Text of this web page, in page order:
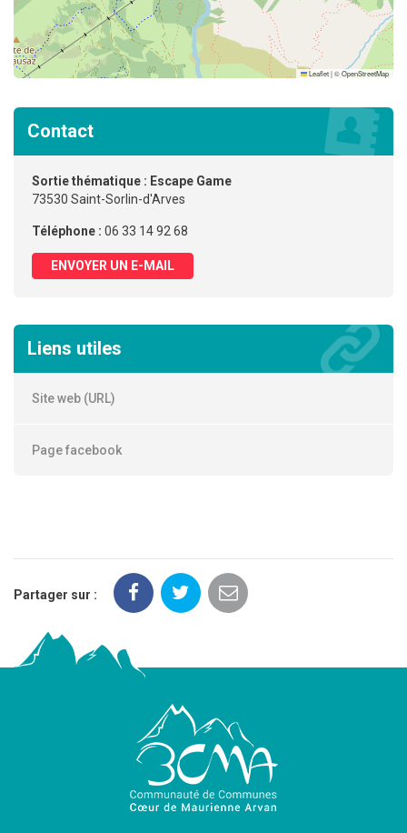
Leaflet|©OpenStreetMap
Contact
Sortie thématique : Escape Game
73530 Saint-Sorlin-d'Arves
Téléphone : 06 33 14 92 68
ENVOYER UN E-MAIL
Liens utiles
Site web (URL)
Page facebook
Partager sur :